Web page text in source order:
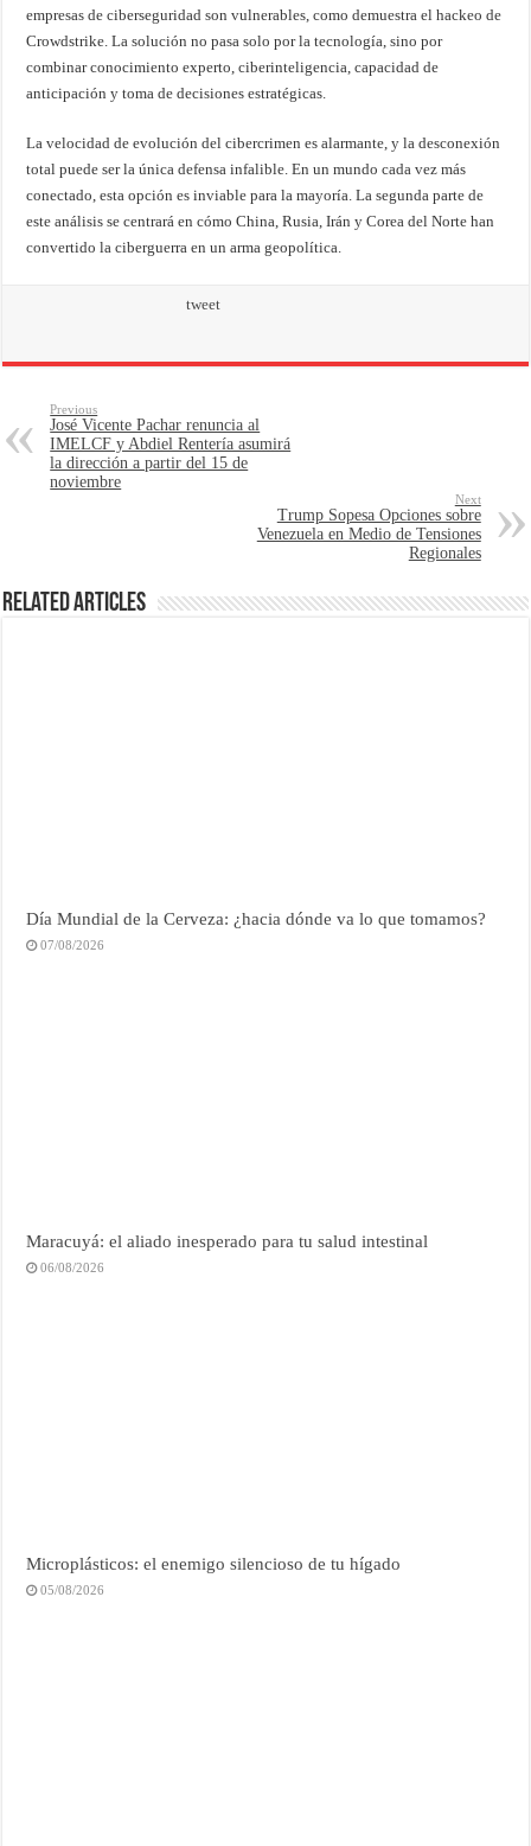
empresas de ciberseguridad son vulnerables, como demuestra el hackeo de
Crowdstrike. La solución no pasa solo por la tecnología, sino por
combinar conocimiento experto, ciberinteligencia, capacidad de
anticipación y toma de decisiones estratégicas.
La velocidad de evolución del cibercrimen es alarmante, y la desconexión
total puede ser la única defensa infalible. En un mundo cada vez más
conectado, esta opción es inviable para la mayoría. La segunda parte de
este análisis se centrará en cómo China, Rusia, Irán y Corea del Norte han
convertido la ciberguerra en un arma geopolítica.
tweet
Previous
José Vicente Pachar renuncia al
IMELCF y Abdiel Rentería asumirá
la dirección a partir del 15 de
noviembre
Next
Trump Sopesa Opciones sobre
Venezuela en Medio de Tensiones
Regionales
Related Articles
Día Mundial de la Cerveza: ¿hacia dónde va lo que tomamos?
07/08/2026
Maracuyá: el aliado inesperado para tu salud intestinal
06/08/2026
Microplásticos: el enemigo silencioso de tu hígado
05/08/2026